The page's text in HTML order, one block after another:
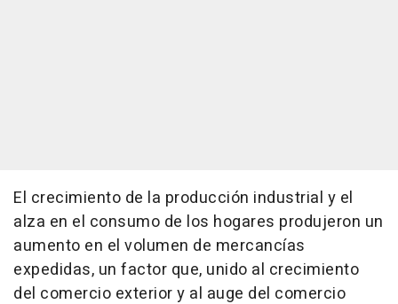
El crecimiento de la producción industrial y el
alza en el consumo de los hogares produjeron un
aumento en el volumen de mercancías
expedidas, un factor que, unido al crecimiento
del comercio exterior y al auge del comercio